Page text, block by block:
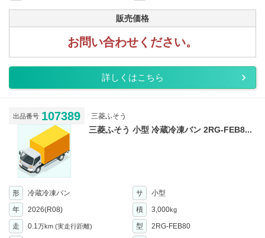
販売価格
お問い合わせください。
詳しくはこちら
出品番号 107389 三菱ふそう
三菱ふそう 小型 冷蔵冷凍バン 2RG-FEB8...
形 冷蔵冷凍バン サ
小型
年
2026(R08) 積 3,000kg
走 0.1万km (実走行距離) 型
2RG-FEB80